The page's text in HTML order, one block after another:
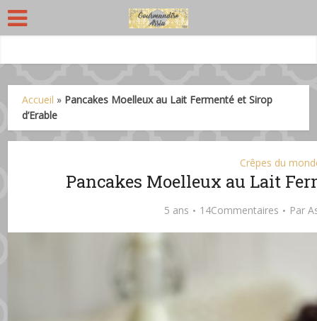
Accueil » Pancakes Moelleux au Lait Fermenté et Sirop
d’Erable
Crêpes du
Pancakes Moelleux au Lait
5 ans 14Commentaires Par